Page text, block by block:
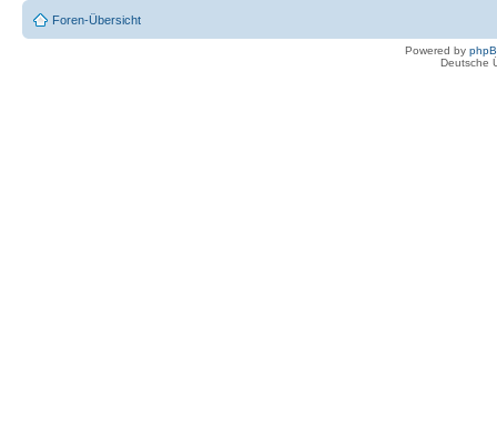
Foren-Übersicht
Powered by
Deutsche